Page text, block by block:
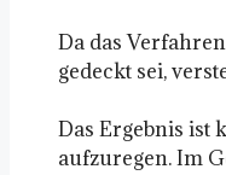
Da das
gedeckt sei,
Das Ergebnis ist
aufzuregen. Im